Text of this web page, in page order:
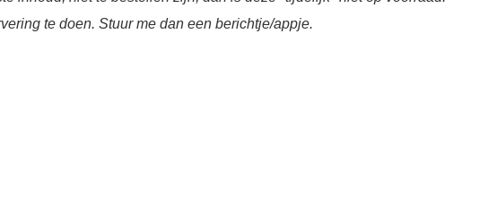
te doen. Stuur me dan een berichtje/appje.